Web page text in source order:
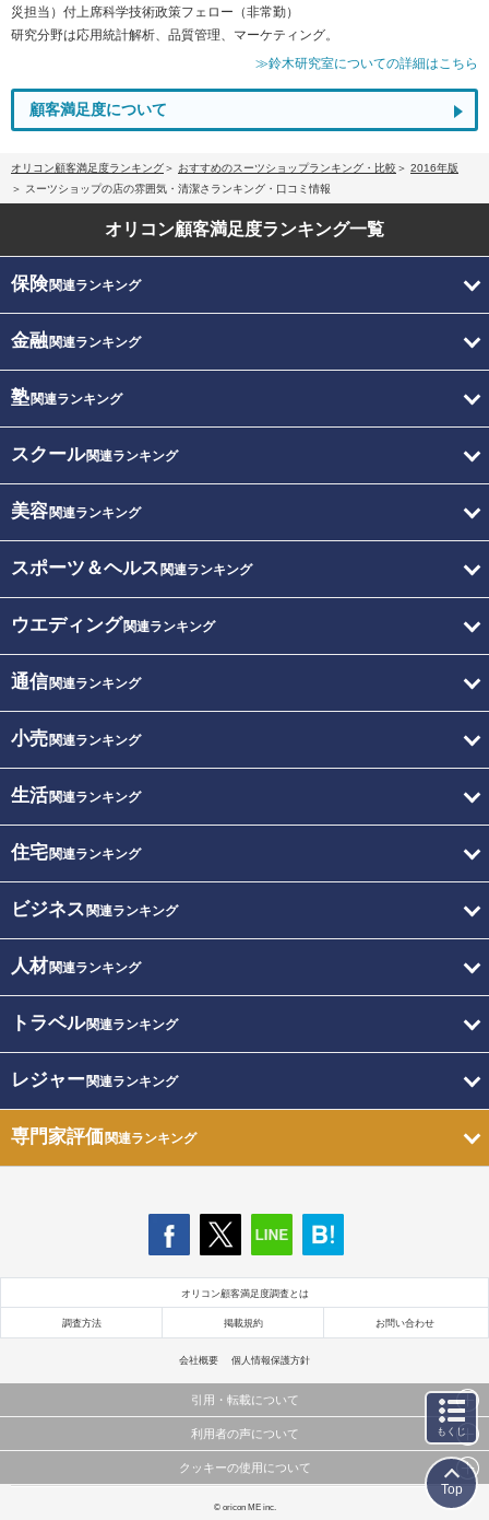
災担当）付上席科学技術政策フェロー（非常勤）
研究分野は応用統計解析、品質管理、マーケティング。
≫鈴木研究室についての詳細はこちら
顧客満足度について
オリコン顧客満足度ランキング おすすめのスーツショップランキング・比較
2016年版
スーツショップの店の雰囲気・清潔さランキング・口コミ情報
オリコン顧客満足度ランキング一覧
保険関連ランキング
金融関連ランキング
塾関連ランキング
スクール関連ランキング
美容関連ランキング
スポーツ＆ヘルス 関連ランキング
ウエディング関連ランキング
通信関連ランキング
小売関連ランキング
生活関連ランキング
住宅関連ランキング
ビジネス 関連ランキング
人材関連ランキング
トラベル関連ランキング
レジャー関連ランキング
専門家評価関連ランキング
オリコン顧客満足度調査とは
調査方法 掲載規約 お問い合わせ
会社概要 個人情報保護方針
引用・転載について
当サイトで公開されている情報（文字、写真、イラスト、画像データ等）及びこれらの配置・
これらの情報を権利者の許可なく無断転載・複製などの二次利用を行うことは固く禁じており
利用者の声について
当サイトに掲載している内容はすべてサービスの利用者が提出された見解・感想です。
弊社の見解・ 意見ではないことをご理解いただいた上でご覧ください。
クッキーの使用について
このサイトでは Cookie を使用して、ユーザーに合わせたコンテンツや広告の表示、ソーシャル
© oricon ME inc.
もくじ
Top